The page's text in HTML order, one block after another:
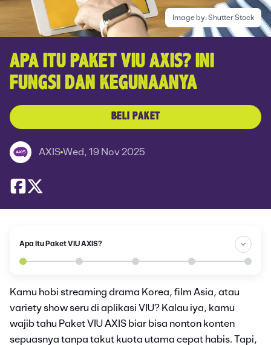
Image by:Shutter Stock
APA ITU PAKET VIU AXIS? INI
FUNGSI DAN KEGUNAANYA
BELI PAKET
AXIS Wed, 19 Nov 2025
Apa Itu Paket VIU AXIS?
Kamu hobi streaming drama Korea, film Asia, atau
variety show seru di aplikasi VIU? Kalau iya, kamu
wajib tahu Paket VIU AXIS biar bisa nonton konten
sepuasnya tanpa takut kuota utama cepat habis. Tapi,